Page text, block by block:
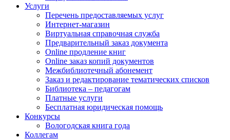
Услуги
Перечень предоставляемых услуг
Интернет-магазин
Виртуальная справочная служба
Предварительный заказ документа
Online продление книг
Online заказ копий документов
Межбиблиотечный абонемент
Заказ и редактирование тематических списков
Библиотека – педагогам
Платные услуги
Бесплатная юридическая помощь
Конкурсы
Вологодская книга года
Коллегам